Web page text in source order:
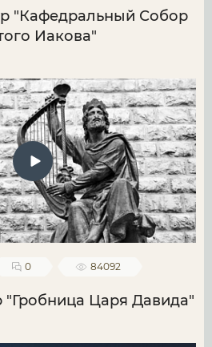
"Кафедральный Собор
Иакова"
0 84092
"Гробница Царя Давида"